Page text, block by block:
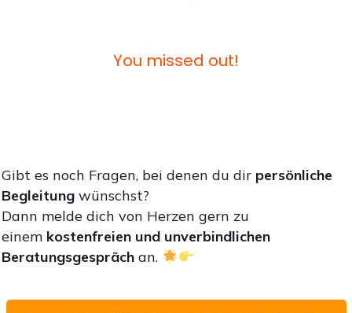
You missed out!
Gibt es noch Fragen, bei denen du dir persönliche
Begleitung wünschst?
Dann melde dich von Herzen gern zu
einem kostenfreien und unverbindlichen
Beratungsgespräch an.